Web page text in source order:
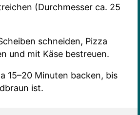
(Durchmesser ca. 25
schneiden, Pizza
und mit Käse bestreuen.
15–20 Minuten backen, bis
ist.